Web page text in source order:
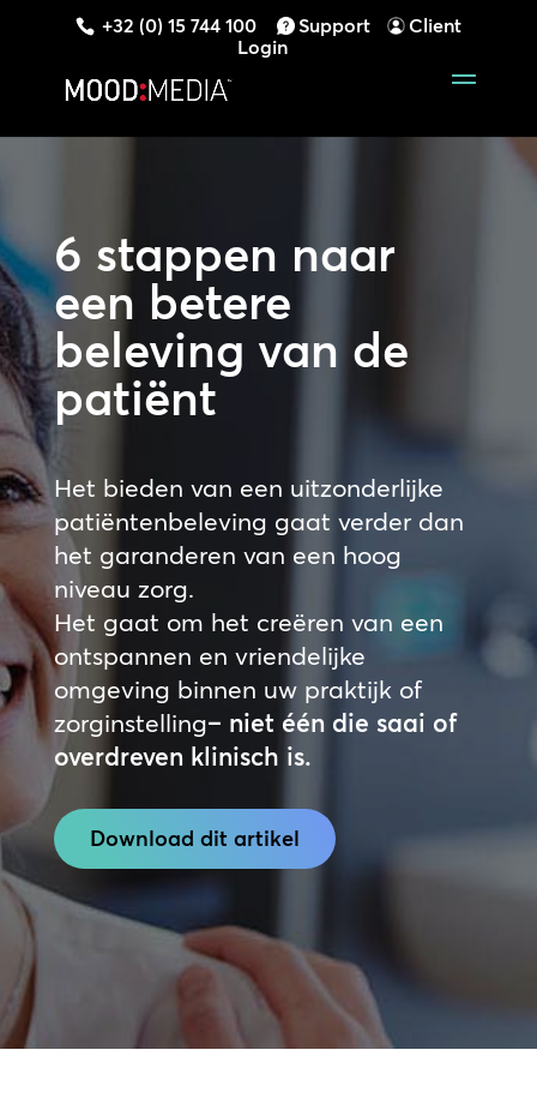
+32 (0) 15 744 100 Support
Client
Login
6 stappen naar
een betere
beleving van de
patiënt
Het bieden van een uitzonderlijke
patiëntenbeleving gaat verder dan
het garanderen van een hoog
niveau zorg.
Het gaat om het creëren van een
ontspannen en vriendelijke
omgeving binnen uw praktijk of
zorginstelling– niet één die saai of
overdreven klinisch is.
Download dit artikel